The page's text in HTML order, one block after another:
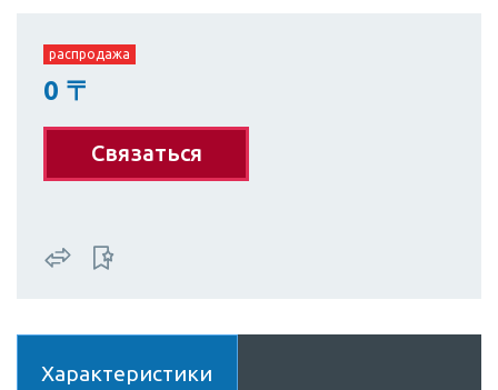
распродажа
0 〒
Связаться
Характеристики